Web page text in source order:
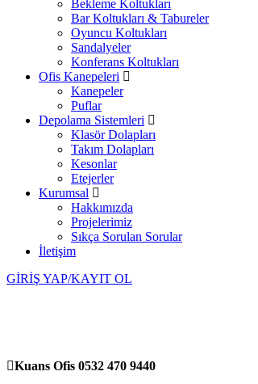
Bekleme Koltukları
Bar Koltukları & Tabureler
Oyuncu Koltukları
Sandalyeler
Konferans Koltukları
Ofis Kanepeleri
Kanepeler
Puflar
Depolama Sistemleri
Klasör Dolapları
Takım Dolapları
Kesonlar
Etejerler
Kurumsal
Hakkımızda
Projelerimiz
Sıkça Sorulan Sorular
İletişim
GİRİŞ YAP/KAYIT OL
Kuans Ofis 0532 470 9440